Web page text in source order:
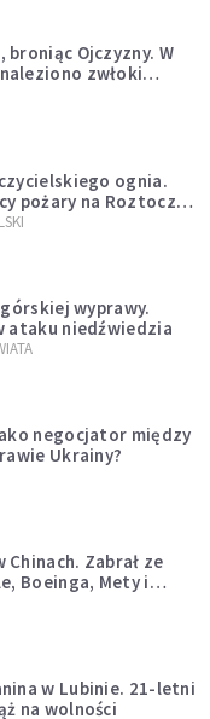
broniąc Ojczyzny. W
zwłoki
potopu
ognia.
pożary na Roztoczu
zdjęcie
wyprawy.
ataku niedźwiedzia
negocjator między
Ukrainy?
Chinach. Zabrał ze
Boeinga, Mety i
w Lubinie. 21-letni
na wolności